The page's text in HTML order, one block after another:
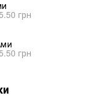
грн
грн